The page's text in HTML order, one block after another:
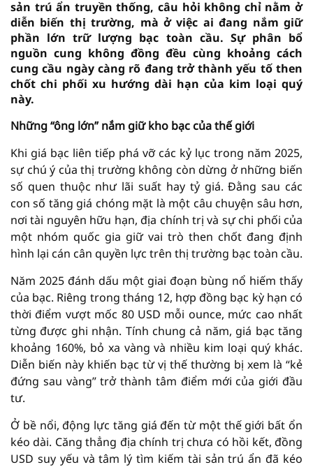
sản trú ẩn truyền thống, câu hỏi không chỉ nằm ở
diễn biến thị trường, mà ở việc ai đang nắm giữ
phần lớn trữ lượng bạc toàn cầu. Sự phân bổ
nguồn cung không đồng đều cùng khoảng cách
cung cầu ngày càng rõ đang trở thành yếu tố then
chốt chi phối xu hướng dài hạn của kim loại quý
này.
Những “ông lớn” nắm giữ kho bạc của thế giới
Khi giá bạc liên tiếp phá vỡ các kỷ lục trong năm 2025,
sự chú ý của thị trường không còn dừng ở những biến
số quen thuộc như lãi suất hay tỷ giá. Đằng sau các
con số tăng giá chóng mặt là một câu chuyện sâu hơn,
nơi tài nguyên hữu hạn, địa chính trị và sự chi phối của
một nhóm quốc gia giữ vai trò then chốt đang định
hình lại cán cân quyền lực trên thị trường bạc toàn cầu.
Năm 2025 đánh dấu một giai đoạn bùng nổ hiếm thấy
của bạc. Riêng trong tháng 12, hợp đồng bạc kỳ hạn có
thời điểm vượt mốc 80 USD mỗi ounce, mức cao nhất
từng được ghi nhận. Tính chung cả năm, giá bạc tăng
khoảng 160%, bỏ xa vàng và nhiều kim loại quý khác.
Diễn biến này khiến bạc từ vị thế thường bị xem là “kẻ
đứng sau vàng” trở thành tâm điểm mới của giới đầu
tư.
Ở bề nổi, động lực tăng giá đến từ một thế giới bất ổn
kéo dài. Căng thẳng địa chính trị chưa có hồi kết, đồng
USD suy yếu và tâm lý tìm kiếm tài sản trú ẩn đã kéo